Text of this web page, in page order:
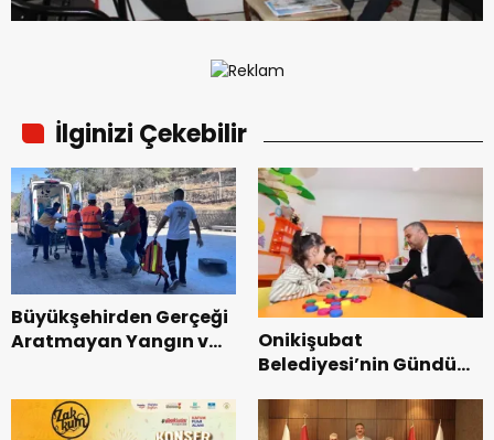
İlginizi Çekebilir
Büyükşehirden Gerçeği
Aratmayan Yangın ve
Onikişubat
Belediyesi’nin Gündüz
dönemin ön kayıtları